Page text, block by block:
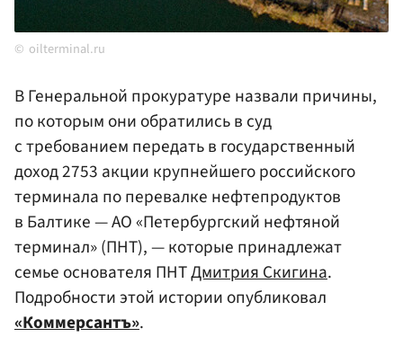
oilterminal.ru
В Генеральной прокуратуре назвали причины,
по которым они обратились в суд
с требованием передать в государственный
доход 2753 акции крупнейшего российского
терминала по перевалке нефтепродуктов
в Балтике — АО «Петербургский нефтяной
терминал» (ПНТ), — которые принадлежат
семье основателя ПНТДмитрия Скигина.
Подробности этой истории опубликовал
«Коммерсантъ».